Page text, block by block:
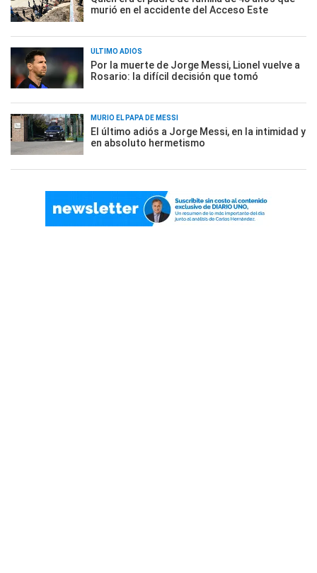
murió en el accidente del Acceso Este
ÚLTIMO ADIÓS
Por la muerte de Jorge Messi, Lionel vuelve a
Rosario: la difícil decisión que tomó
MURIÓ EL PAPÁ DE MESSI
El último adiós a Jorge Messi, en la intimidad y
en absoluto hermetismo